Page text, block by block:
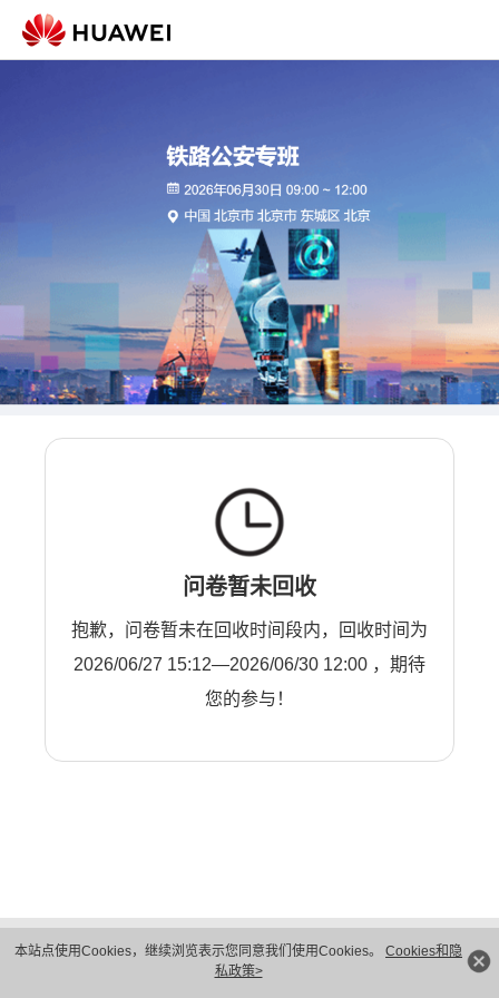
本站点使用Cookies，继续浏览表示您同意我们使用Cookies。 Cookies和隐
私政策>
问卷暂未回收
抱歉，问卷暂未在回收时间段内，回收时间为
2026/06/27 15:12—2026/06/30 12:00 ，期待
您的参与！
隐私保护
法律声明